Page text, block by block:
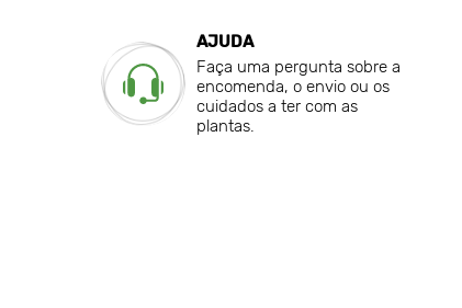
AJUDA
Faça uma pergunta sobre a
encomenda, o envio ou os
cuidados a ter com as
plantas.